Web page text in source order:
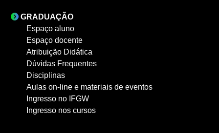
GRADUAÇÃO
Espaço aluno
Espaço docente
Atribuição Didática
Dúvidas Frequentes
Disciplinas
Aulas on-line e materiais de eventos
Ingresso no IFGW
Ingresso nos cursos